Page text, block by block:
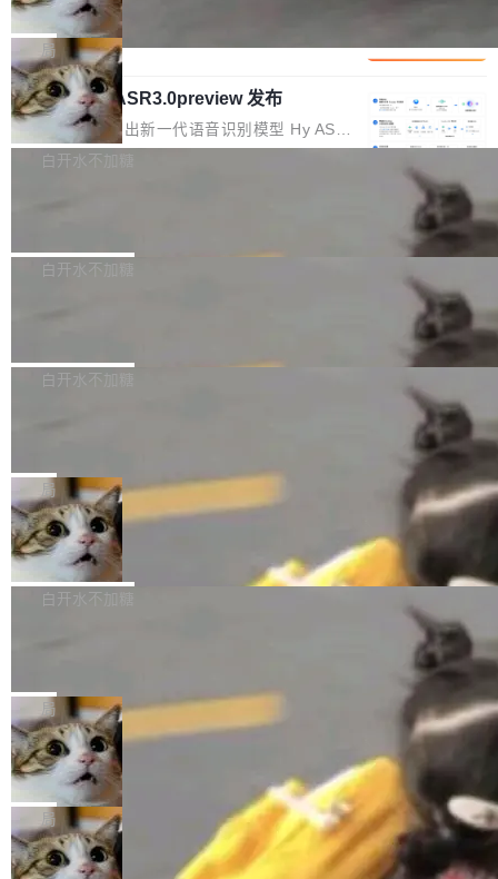
代码检索手段（如关键词匹配、目录遍历）仅能
在语法层面完成文本定位，难以触及代码的语义
内涵与结构关联，导致开发者使用代码智能体在
理解大规模代码仓时面临显著"代码仓理解"瓶
颈。 代码仓深度理解服务（以下简称" CodeBas
e深度理解服务"）是华为云码道（CodeA...
短剧部门，有互联网大厂背景。在公司内部架构
调整期间，部门三次通知全员将数据从A集群迁
移到B集群，王某都回复了"收到"。 他没有迁移
数据。2024年9月3日下午4点，他使用此前登录
的账号密码进入A集群，输入了一条被程序员圈
称为"删库跑路"的命令——最高管理员权限、无
自研的多个文生3D和...
che 量化 + 权重压缩，吞吐量提升 4
1%，成本降 30%
Kimi 和 GLM 是当前最强的大模型系列之一，但
它们有一个共同的问题：太吃显存了。月之暗面
的 Kimi K 系列和智谱的 GLM 都是长上下文、M
oE 架构的大模型，好用到让人上瘾，但 GPU 显
存永远不够用。 Cloudflare 的 Workers AI 团队
一直在跑这些模型的推理。他们在官方博客上发
整性保护。效果是：吞吐量提升 41%，每 token
局
腾讯混元 Hy ASR3.0preview 发布
腾讯混元正式推出新一代语音识别模型 Hy ASR
3.0preview。基于最新一代大语言模型 Hy3 的
让语音识别不再只是听清，而是真正听懂。通过
w 不要求标准普通话，方言识别覆盖粤语、吴语
白开水不加糖
新和少量网页兼容性修复版本。 Changes/fixe
容提供的字体时出现的几个问题 为避免音频加
质的最低采样率）的音频格式将被拒绝 修复了 C
SS 圆角虚线样式中可能存在的问题 如果表单中
的图像元素不在同一个子树中，则它们将不再关
联 加...
白开水不加糖
发布的 Release Notes，他利用 AI 工具（如 Co
最强的若干项。对于尚未正式发版的 PG 19，则
通过拉取过去一年内（从 PG 18 Beta1 时间点
至今）的所有 commit，同样交由 AI 分析提炼。
经过人工复核，准确度令人满意。这一方法也为
社区爱好者提供了高效跟踪新版本的思路。
白开水不加糖
维护工作一直与我的日常工作、家务、社交生活
和休闲娱乐竞争时间。" 这是 libexpat 维护者 S
ebastian Pipping 写在博客里的话。8 月 4 日，
他宣布了一个新消息：从 2026 年 8 月 1 日起，
他可以全职维护 libexpat 了，最长 6 个月。发
库之一。你的操作系统、浏览器、无数的基础设
施软件，很可能都在用它。而过去十年，维护它
的人一直在用业余...
局
Firefox 153.0.3 发布
Firefox 153.0.3 现已发布，具体更新内容如
下： New Smart Window 包含多项增强功能：
gi?id=2019042">Bug&nbsp;2019042</a>）</l
i> <li>现在，助手可以直接使用 Exa 的网络搜索
结果回答问题，而无需将问题转交给搜索引擎。
（<a href="https://bugzilla.mozilla.org/show_
bug.cgi?id=204...
白开水不加糖
的 npm 包。项目的核心论点是：容器不适合 Ag
ent 计算。真正适合的，是 Isolate。 Cloudflare
工程师在这件事上没什么可谦虚的——他们用 W
orkers 跑了十年 Isolate。用 CEO Matthew Pri
nce 的话说：「我们一生都在用 Isolate 运行代
码，而 AI Agent 不需要容器，它们需要的是 Iso
late。」 容器为什么不合适 容器的问题在于启动
局
OpenAI 公开邮件和聊天记录回应苹果
诉讼，称“Apple is getting this wron
g”
上个月，苹果一纸诉状把 OpenAI 告上法庭，指
控其挖角苹果前员工并窃取商业秘密。苹果的诉
状把 OpenAI 描述成一个系统性地从前东家挖
人、套取机密信息的对手。 OpenAI 没发律师
局
HUAWEI MatePad Edge上架WorkBu